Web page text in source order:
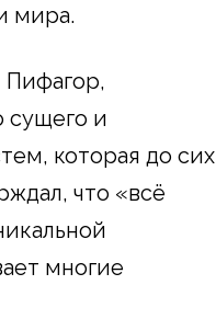
мира.
Пифагор,
сущего и
которая до сих
что «всё
многие